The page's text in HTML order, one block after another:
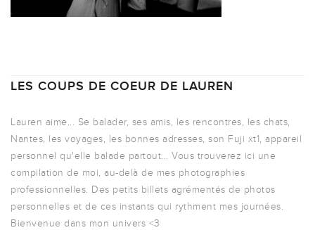
LES COUPS DE COEUR DE LAUREN
Lauren aime... Se balader, ses amis, les rencontres, les chats,
Nantes, les voyages, les bonnes adresses, son Fuji xt1, appareil
personnel qu'elle balade partout... Vous trouverez ici une
compilation de moi, au-delà de mes photographies
professionnelles. Des petits billets agrémentés de photos
personnelles et de ces instants qui rythment mes journées.
Bienvenue dans mon univers <3